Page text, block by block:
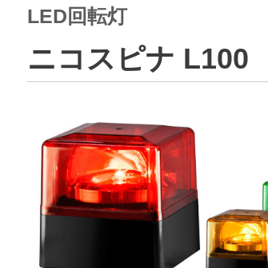
LED回転灯
ニコスピナ L100